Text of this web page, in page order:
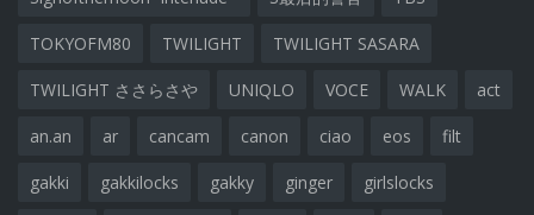
TOKYOFM80 TWILIGHT TWILIGHT SASARA
TWILIGHT ささらさや UNIQLO VOCE WALK act
an.an ar cancam canon ciao eos filt
gakki gakkilocks gakky ginger girlslocks